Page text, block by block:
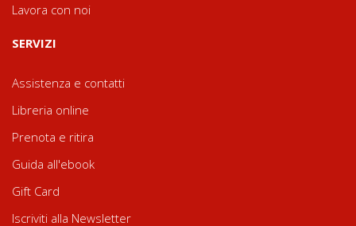
Lavora con noi
SERVIZI
Assistenza e contatti
Libreria online
Prenota e ritira
Guida all'ebook
Gift Card
Iscriviti alla Newsletter